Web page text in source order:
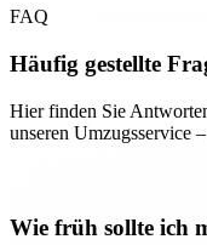
FAQ
Häufig gestellte
Hier finden Sie
unseren Umzugsservice
Wie früh sollte ich